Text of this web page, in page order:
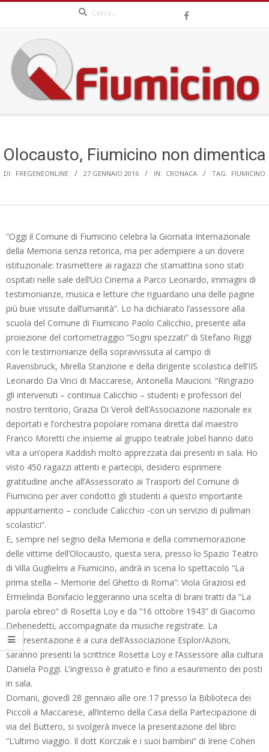
content
QFIUMICINO.COM
Menu
Olocausto, Fiumicino non dimentica
DI: FREGENEONLINE 27 GENNAIO 2016 IN: CRONACA TAG: FIUMICINO
“Oggi il Comune di Fiumicino celebra la Giornata Internazionale
della Memoria senza retorica, ma per adempiere a un dovere
istituzionale: trasmettere ai ragazzi che stamattina sono stati
ospitati nelle sale dell’Uci Cinema a Parco Leonardo, immagini di
testimonianze, musica e letture che riguardano una delle pagine
più buie vissute dall’umanità”. Lo ha dichiarato l’assessore alla
scuola del Comune di Fiumicino Paolo Calicchio, presente alla
proiezione del cortometraggio “Sogni spezzati” di Stefano Riggi
con le testimonianze della sopravvissuta al campo di
Ravensbruck, Mirella Stanzione e della dirigente scolastica dell’IIS
Leonardo Da Vinci di Maccarese, Antonella Maucioni. “Ringrazio
gli intervenuti – continua Calicchio – studenti e professori del
nostro territorio, Grazia Di Veroli dell’Associazione nazionale ex
deportati e l’orchestra popolare romana diretta dal maestro
Franco Moretti che insieme al gruppo teatrale Jobel hanno dato
vita a un’opera Kaddish molto apprezzata dai presenti in sala. Ho
visto 450 ragazzi attenti e partecipi, desidero esprimere
gratitudine anche all’Assessorato ai Trasporti del Comune di
Fiumicino per aver condotto gli studenti a questo importante
appuntamento – conclude Calicchio -con un servizio di pullman
scolastici”.
E, sempre nel segno della Memoria e della commemorazione
delle vittime dell’Olocausto, questa sera, presso lo Spazio Teatro
di Villa Guglielmi a Fiumicino, andrà in scena lo spettacolo “La
prima stella – Memorie del Ghetto di Roma”: Viola Graziosi ed
Ermelinda Bonifacio leggeranno una scelta di brani tratti da “La
parola ebreo” di Rosetta Loy e da “16 ottobre 1943” di Giacomo
Debenedetti, accompagnate da musiche registrate. La
rappresentazione è a cura dell’Associazione Esplor/Azioni,
saranno presenti la scrittrice Rosetta Loy e l’Assessore alla cultura
Daniela Poggi. L’ingresso è gratuito e fino a esaurimento dei posti
in sala.
Domani, giovedì 28 gennaio alle ore 17 presso la Biblioteca dei
Piccoli a Maccarese, all’interno della Casa della Partecipazione di
via del Buttero, si svolgerà invece la presentazione del libro
“L’ultimo viaggio. Il dott Korczak e i suoi bambini” di Irene Cohen